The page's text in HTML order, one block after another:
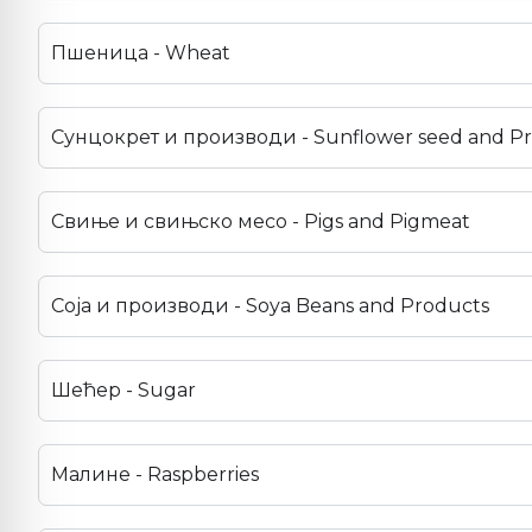
Пшеница - Wheat
Сунцокрет и производи - Sunflower seed and
Свиње и свињско месо - Pigs and Pigmeat
Соја и производи - Soya Beans and Products
Шећер - Sugar
Малине - Raspberries